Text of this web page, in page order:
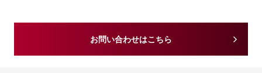
お問い合わせはこちら